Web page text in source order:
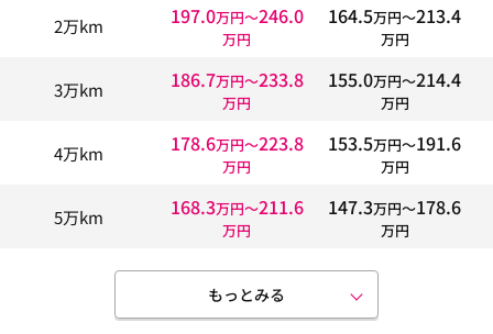
2万km 197.0万円〜246.0
万円
164.5万円〜213.4
万円
3万km 186.7万円〜233.8
万円
155.0万円〜214.4
万円
4万km 178.6万円〜223.8
万円
153.5万円〜191.6
万円
5万km 168.3万円〜211.6
万円
147.3万円〜178.6
万円
もっとみる